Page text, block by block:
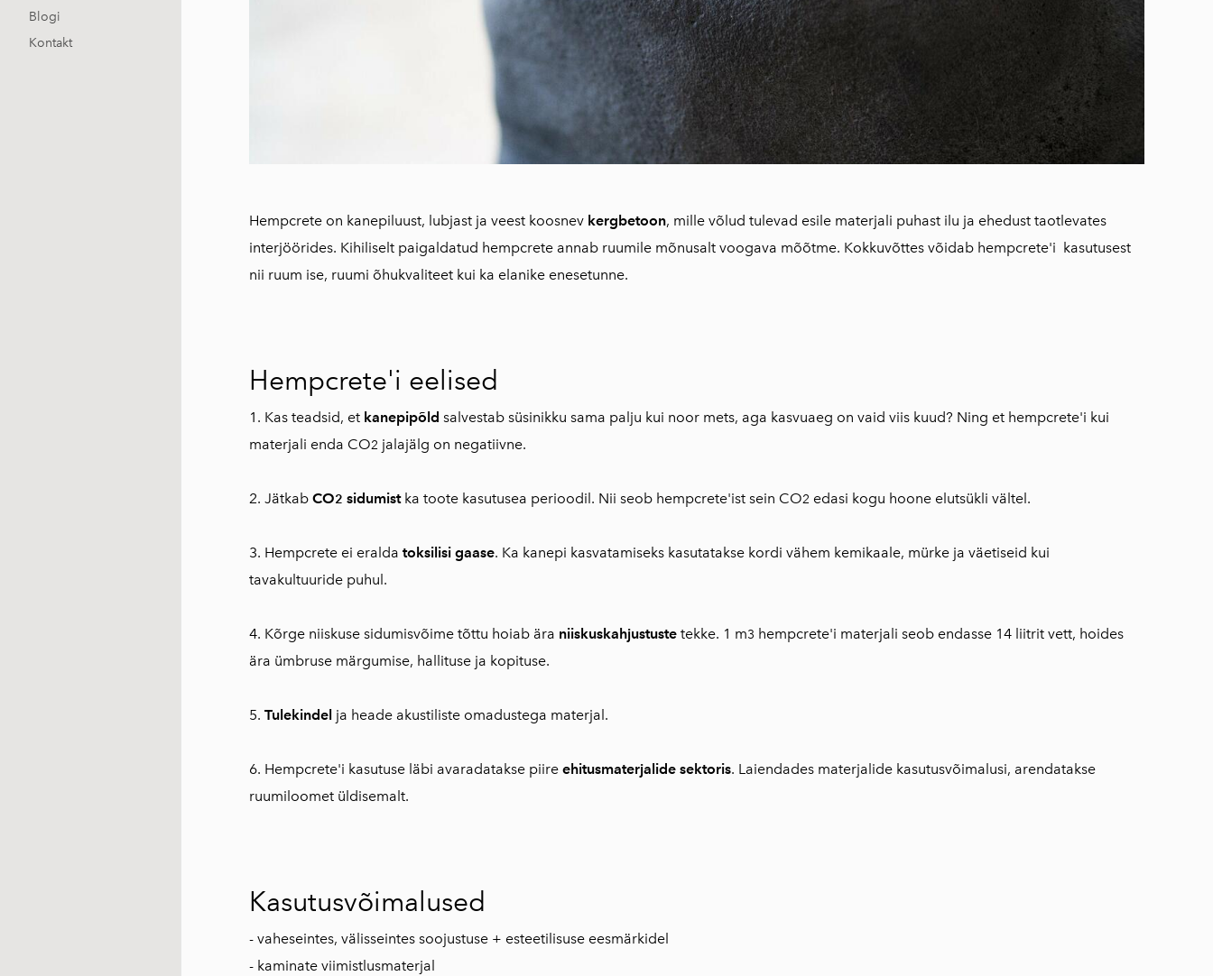
Blogi
Kontakt
Hempcrete on kanepiluust, lubjast ja veest koosnev kergbetoon, mille võlud tulevad esile materjali puhast ilu ja ehedust taotlevates
interjöörides. Kihiliselt paigaldatud hempcrete annab ruumile mõnusalt voogava mõõtme. Kokkuvõttes võidab hempcrete'i kasutusest
nii ruum ise, ruumi õhukvaliteet kui ka elanike enesetunne.
Hempcrete'i eelised
1. Kas teadsid, et kanepipõld salvestab süsinikku sama palju kui noor mets, aga kasvuaeg on vaid viis kuud? Ning et hempcrete'i kui
materjali enda CO2 jalajälg on negatiivne.
2. Jätkab CO2 sidumistka toote kasutusea perioodil. Nii seob hempcrete'ist sein CO2 edasi kogu hoone elutsükli vältel.
3. Hempcrete ei eralda toksilisi gaase. Ka kanepi kasvatamiseks kasutatakse kordi vähem kemikaale, mürke ja väetiseid kui
tavakultuuride puhul.
4. Kõrge niiskuse sidumisvõime tõttu hoiab ära niiskuskahjustuste tekke. 1 m3 hempcrete'i materjali seob endasse 14 liitrit vett, hoides
ära ümbruse märgumise, hallituse ja kopituse.
5. Tulekindel ja heade akustiliste omadustega materjal.
6. Hempcrete'i kasutuse läbi avaradatakse piire ehitusmaterjalide sektoris. Laiendades materjalide kasutusvõimalusi, arendatakse
ruumiloomet üldisemalt.
Kasutusvõimalused
- vaheseintes, välisseintes soojustuse + esteetilisuse eesmärkidel
- kaminate viimistlusmaterjal